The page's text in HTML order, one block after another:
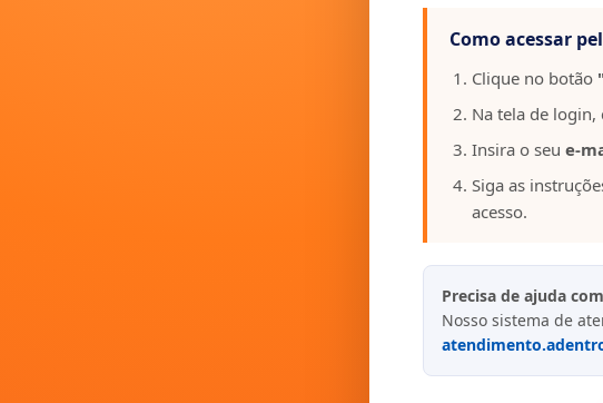
Como acessar
Clique no botão
Na tela de login,
Insira o seu e-
Siga as
acesso.
Precisa de ajuda
Nosso sistema de